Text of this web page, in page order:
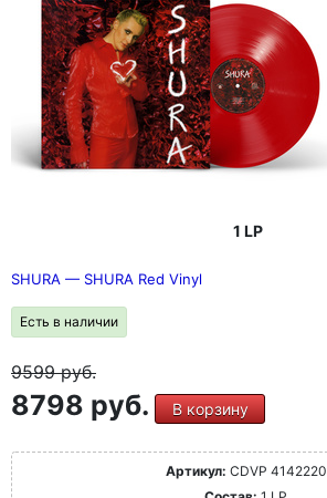
1 LP
SHURA — SHURA Red Vinyl
Есть в наличии
9599руб.
8798 руб. В корзину
Артикул: CDVP 4142220